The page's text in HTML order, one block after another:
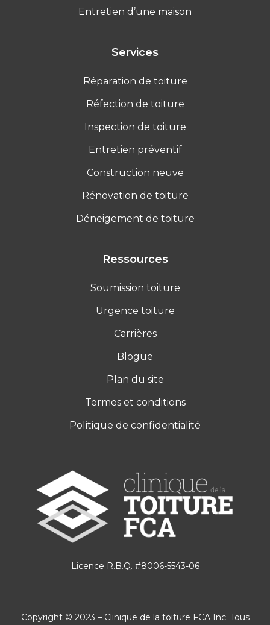
Entretien d’une maison
Services
Réparation de toiture
Réfection de toiture
Inspection de toiture
Entretien préventif
Construction neuve
Rénovation de toiture
Déneigement de toiture
Ressources
Soumission toiture
Urgence toiture
Carrières
Blogue
Plan du site
Termes et conditions
Politique de confidentialité
Licence R.B.Q. #8006-5543-06
Copyright © 2023 – Clinique de la toiture FCA Inc. Tous